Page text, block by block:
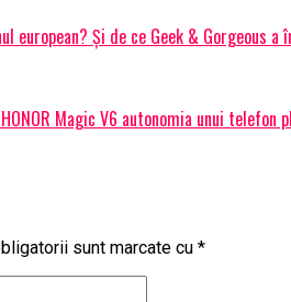
european? Și de ce Geek & Gorgeous
Magic V6 autonomia unui telefon
sunt marcate cu *